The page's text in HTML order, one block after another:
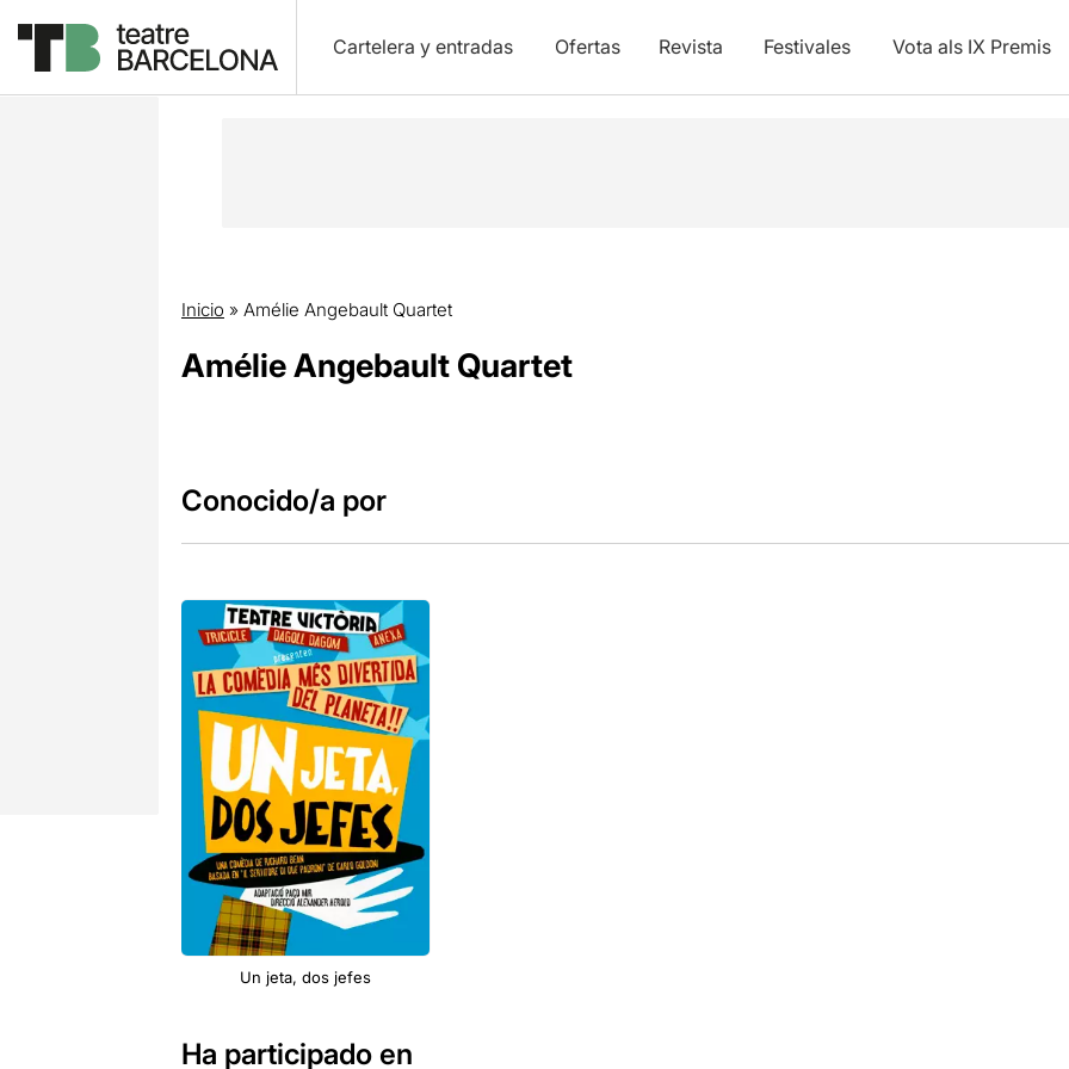
Cartelera y entradas Ofertas Revista Festivales Vota als IX Premis
Inicio » Amélie Angebault Quartet
Amélie Angebault Quartet
Conocido/a por
Un jeta, dos jefes
Ha participado en